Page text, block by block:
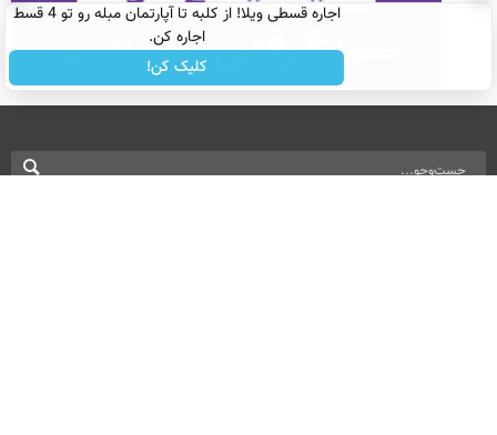
اجاره‌ قسطی ویلا! از کلبه تا آپارتمان مبله رو تو 4 قسط
اجاره کن.
کلیک کن!